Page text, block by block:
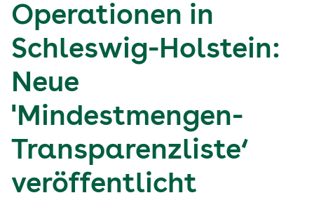
Operationen in
Schleswig-Holstein:
Neue
'Mindestmengen-
Transparenzliste‘
veröffentlicht